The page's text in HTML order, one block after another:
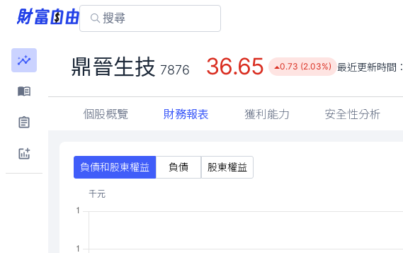
鼎晉生技 7876 36.65 0.73 (2.03%) 最近更新時間：
個股概覽 財務報表 獲利能力 安全性分析
負債和股東權益 負債 股東權益